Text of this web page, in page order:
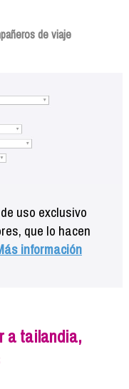
de viaje
uso exclusivo
que lo hacen
información
a tailandia,